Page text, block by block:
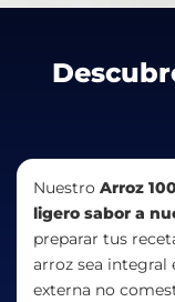
Nuestro Arroz
ligero sabor a
preparar tus
arroz sea integral
externa no